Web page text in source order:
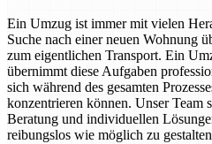
Ein Umzug ist immer mit vielen
Suche nach einer neuen Wohnung
zum eigentlichen Transport. Ein
übernimmt diese Aufgaben
sich während des gesamten
konzentrieren können. Unser Team
Beratung und individuellen
reibungslos wie möglich zu